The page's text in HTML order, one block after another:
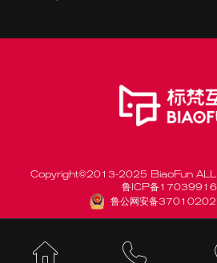
Copyright©2013-2025 BiaoFun ALL
鲁ICP备17039916
鲁公网安备